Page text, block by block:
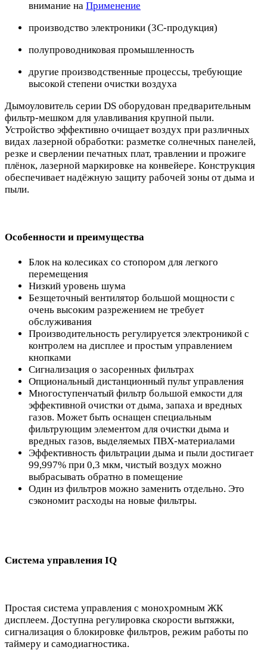
внимание на Применение
производство электроники (3C-продукция)
полупроводниковая промышленность
другие производственные процессы, требующие
высокой степени очистки воздуха
Дымоуловитель серии DS оборудован предварительным
фильтр-мешком для улавливания крупной пыли.
Устройство эффективно очищает воздух при различных
видах лазерной обработки: разметке солнечных панелей,
резке и сверлении печатных плат, травлении и прожиге
плёнок, лазерной маркировке на конвейере. Конструкция
обеспечивает надёжную защиту рабочей зоны от дыма и
пыли.
Особенности и преимущества
Блок на колесиках со стопором для легкого
перемещения
Низкий уровень шума
Безщеточный вентилятор большой мощности с
очень высоким разрежением не требует
обслуживания
Производительность регулируется электроникой с
контролем на дисплее и простым управлением
кнопками
Сигнализация о засоренных фильтрах
Опциональный дистанционный пульт управления
Многоступенчатый фильтр большой емкости для
эффективной очистки от дыма, запаха и вредных
газов. Может быть оснащен специальным
фильтрующим элементом для очистки дыма и
вредных газов, выделяемых ПВХ-материалами
Эффективность фильтрации дыма и пыли достигает
99,997% при 0,3 мкм, чистый воздух можно
выбрасывать обратно в помещение
Один из фильтров можно заменить отдельно. Это
сэкономит расходы на новые фильтры.
Система управления IQ
Простая система управления с монохромным ЖК
дисплеем. Доступна регулировка скорости вытяжки,
сигнализация о блокировке фильтров, режим работы по
таймеру и самодиагностика.